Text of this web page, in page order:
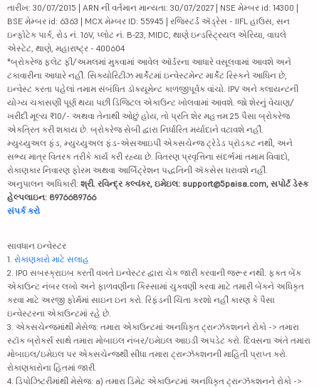
તારીખ: 30/07/2015 | ARN ની વર્તમાન માન્યતા: 30/07/2027 | NSE મેમ્બર id: 14300 |
BSE મેમ્બર id: 6363 | MCX મેમ્બર ID: 55945 | રજિસ્ટર્ડ ઍડ્રેસ - IIFL હાઉસ, સન
ઇન્ફોટેક પાર્ક, રોડ નં. 16V, પ્લોટ નં. B-23, MIDC, થાણે ઇન્ડસ્ટ્રિયલ એરિયા, વાઘલે
એસ્ટેટ, થાણે, મહારાષ્ટ્ર - 400604
*બ્રોકરેજ ફ્લેટ ફી/અમલમાં મુકવામાં આવેલ ઑર્ડરના આધારે વસૂલવામાં આવશે અને
ટકાવારીના આધારે નહીં. સિક્યોરિટીઝ માર્કેટમાં ઇન્વેસ્ટમેન્ટ માર્કેટ રિસ્કને આધિન છે,
ઇન્વેસ્ટ કરતા પહેલાં તમામ સંબંધિત ડૉક્યૂમેન્ટ કાળજીપૂર્વક વાંચો. IPV અને ક્લાયન્ટની
યોગ્ય ચકાસણી પૂર્ણ થયા પછી ડિજિટલ એકાઉન્ટ ખોલવામાં આવશે. જો શેરનું વેચાણ/
ખરીદી મૂલ્ય ₹10/- અથવા તેનાથી ઓછું હોય, તો પ્રતિ શેર મહત્તમ 25 પૈસા બ્રોકરેજ
એકત્રિત કરી શકાય છે. બ્રોકરેજ સેબી દ્વારા નિર્ધારિત મર્યાદાને વટાવશે નહીં.
મ્યુચ્યુઅલ ફંડ, મ્યુચ્યુઅલ ફંડ-એસઆઇપી એક્સચેન્જ ટ્રેડેડ પ્રૉડક્ટ નથી, અને
સભ્ય માત્ર વિતરક તરીકે કાર્ય કરી રહ્યા છે. વિતરણ પ્રવૃત્તિના સંદર્ભમાં તમામ વિવાદો,
રોકાણકાર નિવારણ ફોરમ અથવા આર્બિટ્રેશન પદ્ધતિની ઍક્સેસ ધરાવશે નહીં.
અનુપાલન અધિકારી: શ્રી. રવિન્દ્ર કલ્વંકર, ઇમેઇલ: support@5paisa.com, સપોર્ટ ડેસ્ક
હેલ્પલાઇન: 8976689766
સંપર્ક કરો
સાવધાન ઇન્વેસ્ટર
1. રોકાણકારો માટે સલાહ
2. IPO સબસ્ક્રાઇબ કરતી વખતે ઇન્વેસ્ટર દ્વારા ચેક જારી કરવાની જરૂર નથી. ફક્ત બેંક
એકાઉન્ટ નંબર લખો અને ફાળવણીના કિસ્સામાં ચુકવણી કરવા માટે તમારી બેંકને અધિકૃત
કરવા માટે અરજી ફોર્મમાં સાઇન ઇન કરો. રિફંડની ચિંતા કરશો નહીં કારણ કે પૈસા
ઇન્વેસ્ટરના એકાઉન્ટમાં રહે છે.
3. એક્સચેન્જમાંથી મેસેજ: તમારા એકાઉન્ટમાં અનધિકૃત ટ્રાન્ઝૅક્શનને રોકો -> તમારા
સ્ટૉક બ્રોકર્સ સાથે તમારા મોબાઇલ નંબર/ઇમેઇલ આઇડી અપડેટ કરો. દિવસના અંતે તમારા
મોબાઇલ/ઇમેઇલ પર એક્સચેન્જથી સીધા તમારા ટ્રાન્ઝૅક્શનની માહિતી પ્રાપ્ત કરો.
રોકાણકારોના હિતમાં જારી.
4. ડિપોઝિટરીમાંથી મેસેજ: a) તમારા ડિમેટ એકાઉન્ટમાં અનધિકૃત ટ્રાન્ઝૅક્શનને રોકો ->